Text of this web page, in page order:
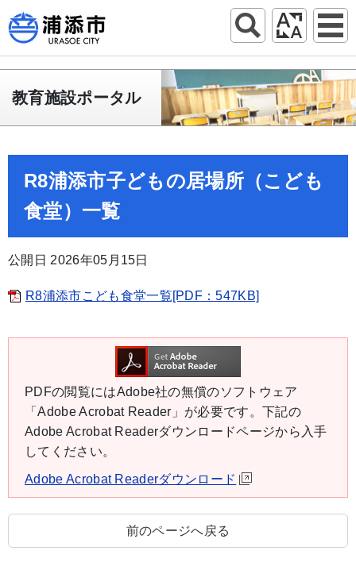
教育施設ポータル
R8浦添市子どもの居場所（こども
食堂）一覧
公開日 2026年05月15日
R8浦添市こども食堂一覧[PDF：547KB]
PDFの閲覧にはAdobe社の無償のソフトウェア
「Adobe Acrobat Reader」が必要です。下記の
Adobe Acrobat Readerダウンロードページから入手
してください。
Adobe Acrobat Readerダウンロード
前のページへ戻る